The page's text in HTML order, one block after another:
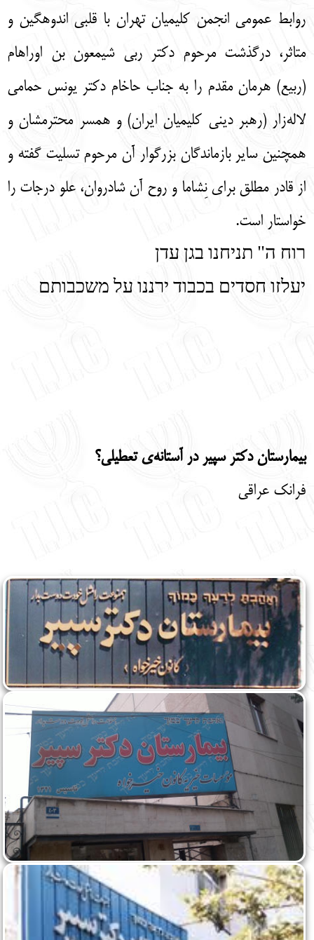
روابط عمومی انجمن کلیمیان تهران با قلبی اندوهگین و
متاثر، درگذشت مرحوم دکتر ربی شیمعون بن اوراهام
(ربیع) هرمان مقدم را به جناب حاخام دکتر یونس حمامی
لاله‌زار (رهبر دینی کلیمیان ایران) و همسر محترمشان و
همچنین سایر بازماندگان بزرگوار آن مرحوم تسلیت گفته و
از قادر مطلق برای نِشاما و روح آن شادروان، علو درجات را
خواستار است.
רוח ה" תניחנו בגן עדן
יעלזו חסדים בכבוד ירננו על משכבותם
بیمارستان دکتر سپیر در آستانه‌ی تعطیلی؟
فرانک عراقی